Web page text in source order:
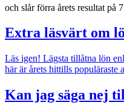
och slår förra årets resultat på
Extra läsvärt om
Läs igen! Lägsta tillåtna lön
här är årets hittills populäraste
Kan jag säga nej